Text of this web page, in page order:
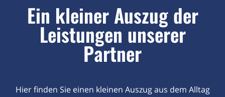
Ein kleiner Auszug der
Leistungen unserer
Partner
Hier finden Sie einen kleinen Auszug aus dem Alltag